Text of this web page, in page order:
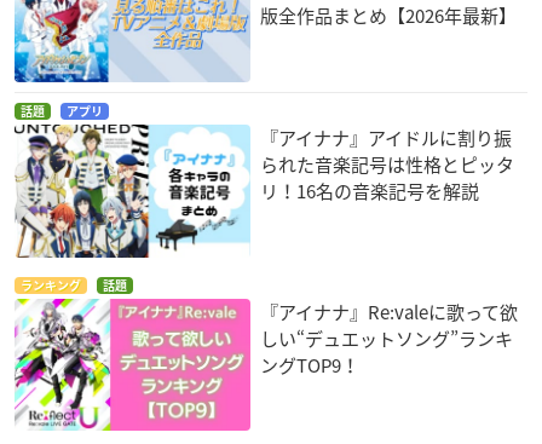
版全作品まとめ【2026年最新】
話題 アプリ
『アイナナ』アイドルに割り振
られた音楽記号は性格とピッタ
リ！16名の音楽記号を解説
ランキング 話題
『アイナナ』Re:valeに歌って欲
しい“デュエットソング”ランキ
ングTOP9！